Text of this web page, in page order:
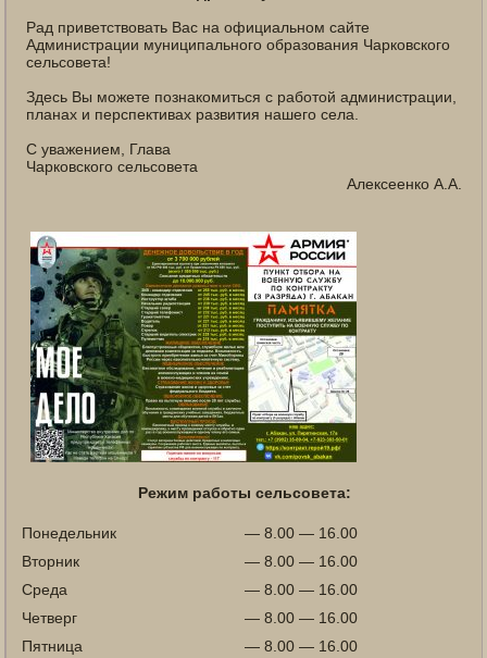
Рад приветствовать Вас на официальном сайте
Администрации муниципального образования Чарковского
сельсовета!
Здесь Вы можете познакомиться с работой администрации,
планах и перспективах развития нашего села.
С уважением, Глава
Чарковского сельсовета
Алексеенко А.А.
Режим работы сельсовета:
Понедельник
— 8.00 — 16.00
Вторник
— 8.00 — 16.00
Среда
— 8.00 — 16.00
Четверг
— 8.00 — 16.00
Пятница
— 8.00 — 16.00